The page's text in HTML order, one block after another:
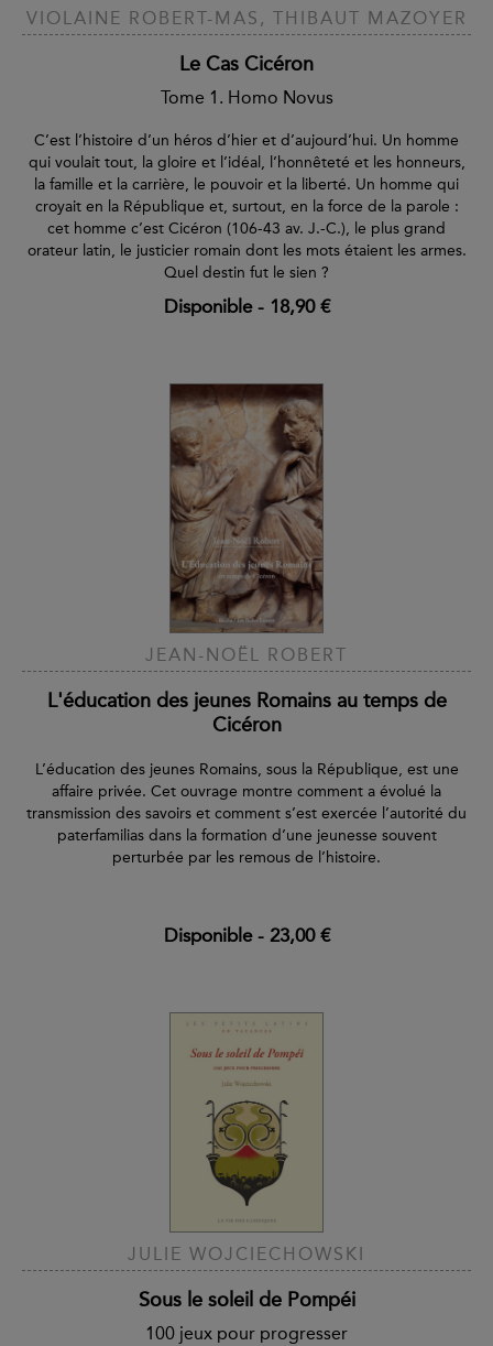
VIOLAINE ROBERT-MAS, THIBAUT MAZOYER
Le Cas Cicéron
Tome 1. Homo Novus
C’est l’histoire d’un héros d’hier et d’aujourd’hui. Un homme
qui voulait tout, la gloire et l’idéal, l’honnêteté et les honneurs,
la famille et la carrière, le pouvoir et la liberté. Un homme qui
croyait en la République et, surtout, en la force de la parole :
cet homme c’est Cicéron (106-43 av. J.-C.), le plus grand
orateur latin, le justicier romain dont les mots étaient les armes.
Quel destin fut le sien ?
Disponible- 18,90 €
JEAN-NOËL ROBERT
L'éducation des jeunes Romains au temps de
Cicéron
L’éducation des jeunes Romains, sous la République, est une
affaire privée. Cet ouvrage montre comment a évolué la
transmission des savoirs et comment s’est exercée l’autorité du
paterfamilias dans la formation d’une jeunesse souvent
perturbée par les remous de l’histoire.
Disponible- 23,00 €
JULIE WOJCIECHOWSKI
Sous le soleil de Pompéi
100 jeux pour progresser